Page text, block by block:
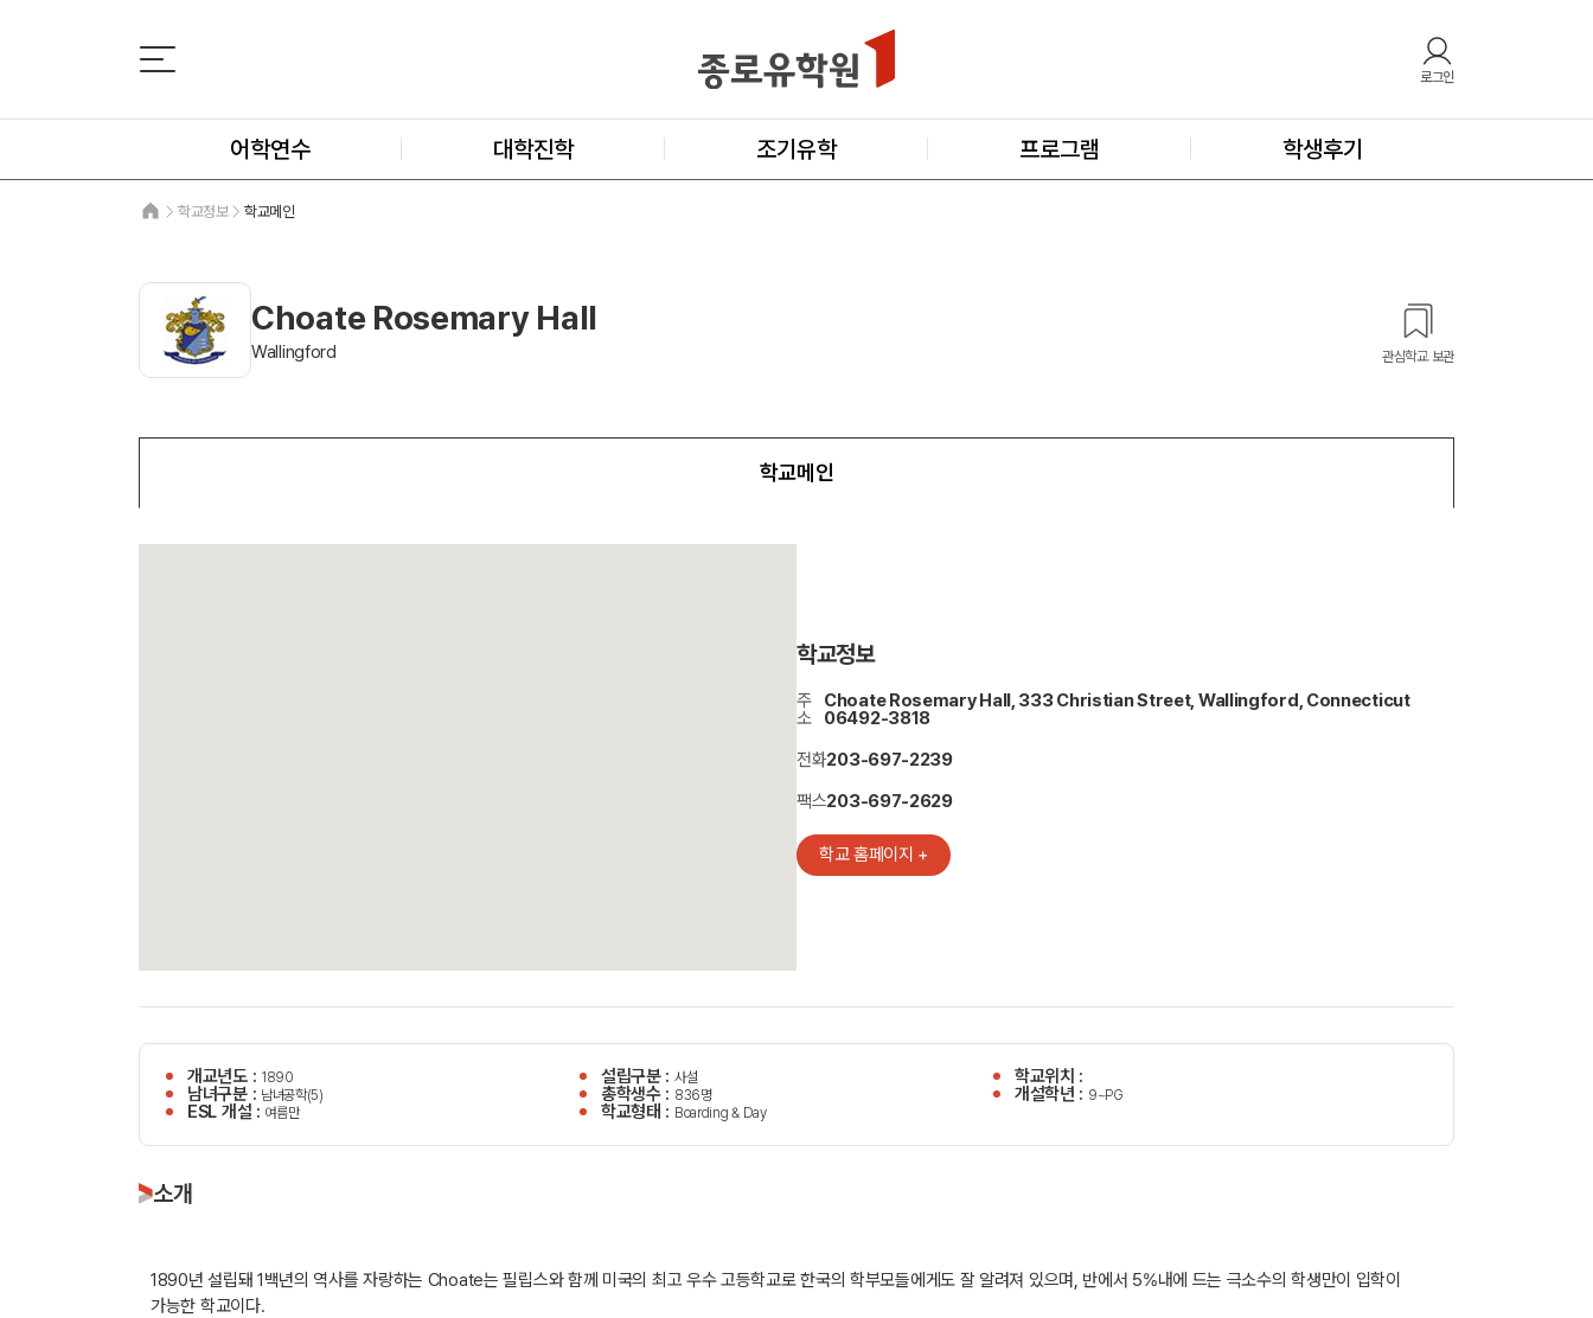
로그인
어학연수 대학진학 조기유학 프로그램 학생후기
학교정보 학교메인
Choate Rosemary Hall
Wallingford 관심학교 보관
학교메인
학교정보
주
소
Choate Rosemary Hall, 333 Christian Street, Wallingford, Connecticut
06492-3818
전화203-697-2239
팩스203-697-2629
학교 홈페이지 +
개교년도 : 1890 설립구분 : 사설
학교위치 :
남녀구분 : 남녀공학(5) 총학생수 : 836명 개설학년 : 9~PG
ESL 개설 : 여름만 학교형태 : Boarding & Day
소개
1890년 설립돼 1백년의 역사를 자랑하는 Choate는 필립스와 함께 미국의 최고 우수 고등학교로 한국의 학부모들에게도 잘 알려져 있으며, 반에서 5%내에 드는 극소수의 학생만이 입학이
가능한 학교이다.